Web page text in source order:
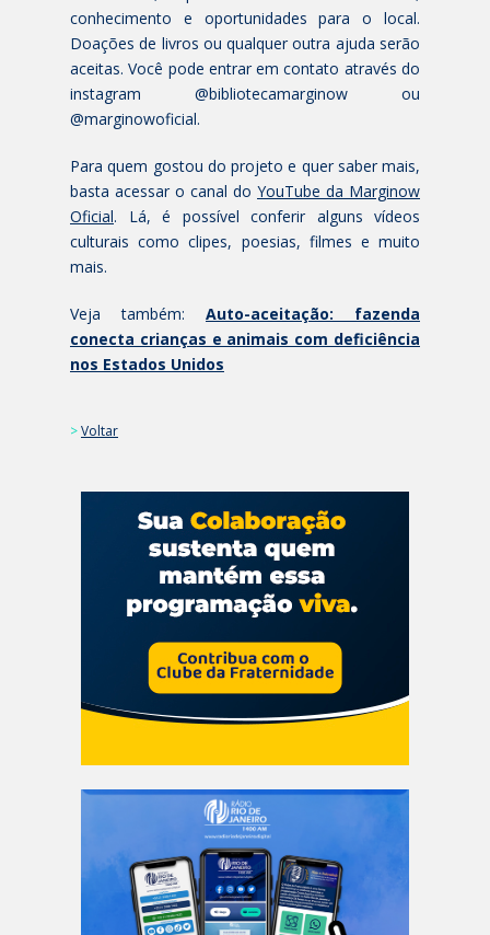
conhecimento e oportunidades para o local.
Doações de livros ou qualquer outra ajuda serão
aceitas. Você pode entrar em contato através do
instagram @bibliotecamarginow ou
@marginowoficial.
Para quem gostou do projeto e quer saber mais,
basta acessar o canal do YouTube da Marginow
Oficial. Lá, é possível conferir alguns vídeos
culturais como clipes, poesias, filmes e muito
mais.
Veja também: Auto-aceitação: fazenda
conecta crianças e animais com deficiência
nos Estados Unidos
>Voltar